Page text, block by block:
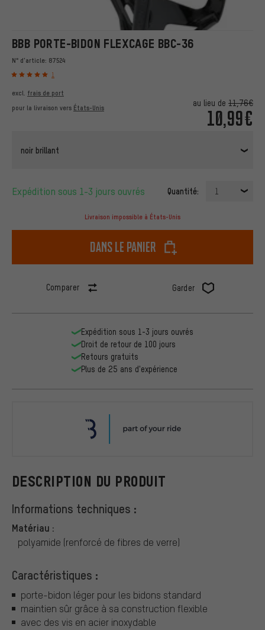
BBB PORTE-BIDON FLEXCAGE BBC-36
N° d'article: 87524
1
au lieu de 11,76€
10,99€
excl. frais de port
pour la livraison vers États-Unis
noir brillant
Expédition sous 1-3 jours ouvrés Quantité: 1
Livraison impossible à États-Unis
dans le panier
Comparer Garder
DESCRIPTION DU PRODUIT
Informations techniques :
Matériau :
polyamide (renforcé de fibres de verre)
Caractéristiques :
porte-bidon léger pour les bidons standard
maintien sûr grâce à sa construction flexible
avec des vis en acier inoxydable
Expédition sous 1-3 jours ouvrés
Droit de retour de 100 jours
Retours gratuits
Plus de 25 ans d'expérience